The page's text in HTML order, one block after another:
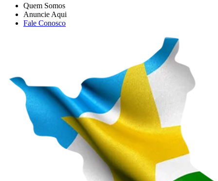
Quem Somos
Anuncie Aqui
Fale Conosco